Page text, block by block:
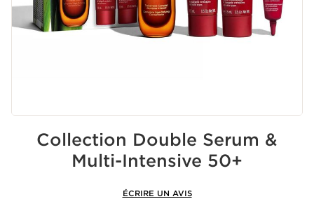
Collection Double Serum &
Multi-Intensive 50+
ÉCRIRE UN AVIS